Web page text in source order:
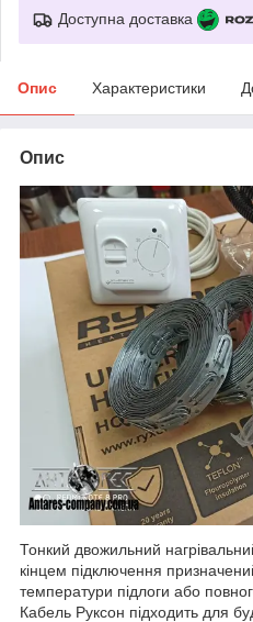
Доступна доставка
Опис Характеристики
Опис
Тонкий двожильний
кінцем підключення
температури підлоги або
Кабель Руксон підходить для